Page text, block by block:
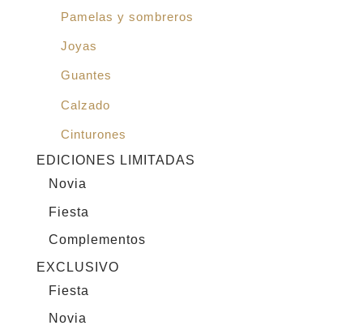
Pamelas y sombreros
Joyas
Guantes
Calzado
Cinturones
EDICIONES LIMITADAS
Novia
Fiesta
Complementos
EXCLUSIVO
Fiesta
Novia